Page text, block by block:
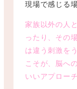
現場で感じる
家族以外の人
ったり、その
は違う刺激を
こそが、脳へ
いいアプロー